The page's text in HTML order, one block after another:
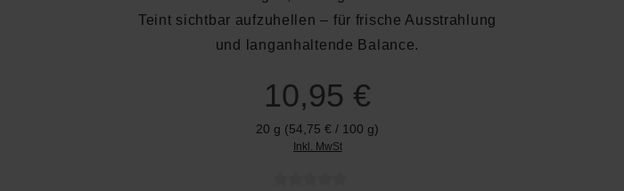
Teint sichtbar aufzuhellen – für frische Ausstrahlung
und langanhaltende Balance.
10,95 €
20 g (54,75 € / 100 g)
Inkl. MwSt